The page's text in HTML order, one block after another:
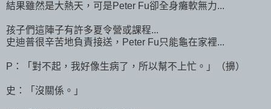
結果雖然是大熱天，可是Peter Fu卻全身癱軟無力...
孩子們這陣子有許多夏令營或課程...
史迪普很辛苦地負責接送，Peter Fu只能龜在家裡...
P：「對不起，我好像生病了，所以幫不上忙。」（擤）
史：「沒關係。」